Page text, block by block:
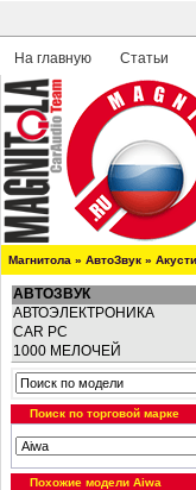
На главную Статьи
Магнитола » АвтоЗвук »
АВТОЗВУК
АВТОЭЛЕКТРОНИКА
CAR PC
1000 МЕЛОЧЕЙ
Поиск по торговой марке
Похожие модели Aiwa